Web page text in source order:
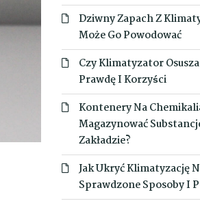
Dziwny Zapach Z
Może Go Powodować
Czy Klimatyzator
Prawdę I Korzyści
Kontenery Na
Magazynować
Zakładzie?
Jak Ukryć Klimatyzację
Sprawdzone Sposoby I